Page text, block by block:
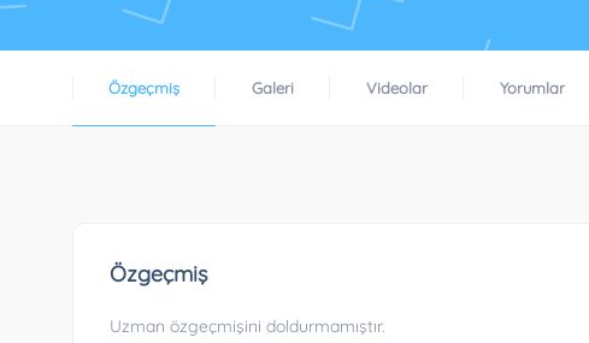
Özgeçmiş Galeri Videolar Yorumlar
Özgeçmiş
Uzman özgeçmişini doldurmamıştır.